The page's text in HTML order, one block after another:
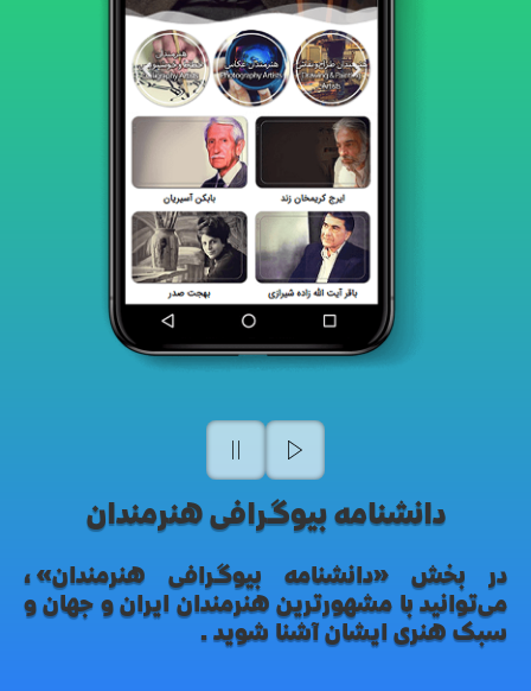
دانشنامه بیوگرافی هنرمندان
در بخش «دانشنامه بیوگرافی هنرمندان»،
می‌توانید با مشهورترین هنرمندان ایران و جهان و
سبک هنری ایشان آشنا شوید.